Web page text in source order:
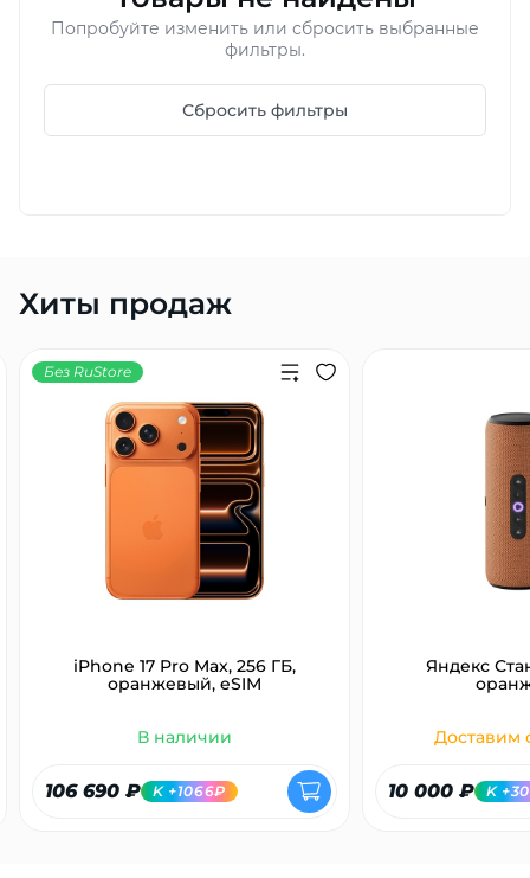
Попробуйте изменить или сбросить выбранные
фильтры.
Сбросить фильтры
Хиты продаж
Без RuStore
iPhone 17 Pro Max, 256 ГБ,
оранжевый, eSIM
В наличии
106 690 ₽ K +1066₽
Яндекс
Доставим
10 000 ₽ K
Добавляйте товары
Оставшиеся
% будут
списываться
с вашей карты
по25%каждые 2 недели
об оплате Плайтом
раз в 2
Остались вопросы?